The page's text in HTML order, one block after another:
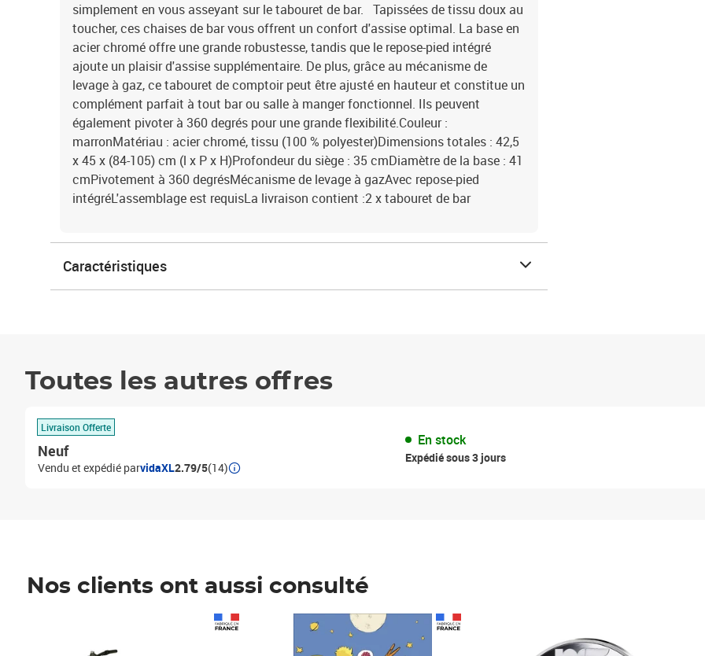
simplement en vous asseyant sur le tabouret de bar. Tapissées de tissu doux au
toucher, ces chaises de bar vous offrent un confort d'assise optimal. La base en
acier chromé offre une grande robustesse, tandis que le repose-pied intégré
ajoute un plaisir d'assise supplémentaire. De plus, grâce au mécanisme de
levage à gaz, ce tabouret de comptoir peut être ajusté en hauteur et constitue un
complément parfait à tout bar ou salle à manger fonctionnel. Ils peuvent
également pivoter à 360 degrés pour une grande flexibilité.Couleur :
marronMatériau : acier chromé, tissu (100 % polyester)Dimensions totales : 42,5
x 45 x (84-105) cm (l x P x H)Profondeur du siège : 35 cmDiamètre de la base : 41
cmPivotement à 360 degrésMécanisme de levage à gazAvec repose-pied
intégréL'assemblage est requisLa livraison contient :2 x tabouret de bar
Caractéristiques
Toutes les autres offres
Livraison Offerte
Neuf
Vendu et expédié parvidaXL2.79/5(14)
En stock
Expédié sous 3 jours
Nos clients ont aussi consulté
Prix 7,50€